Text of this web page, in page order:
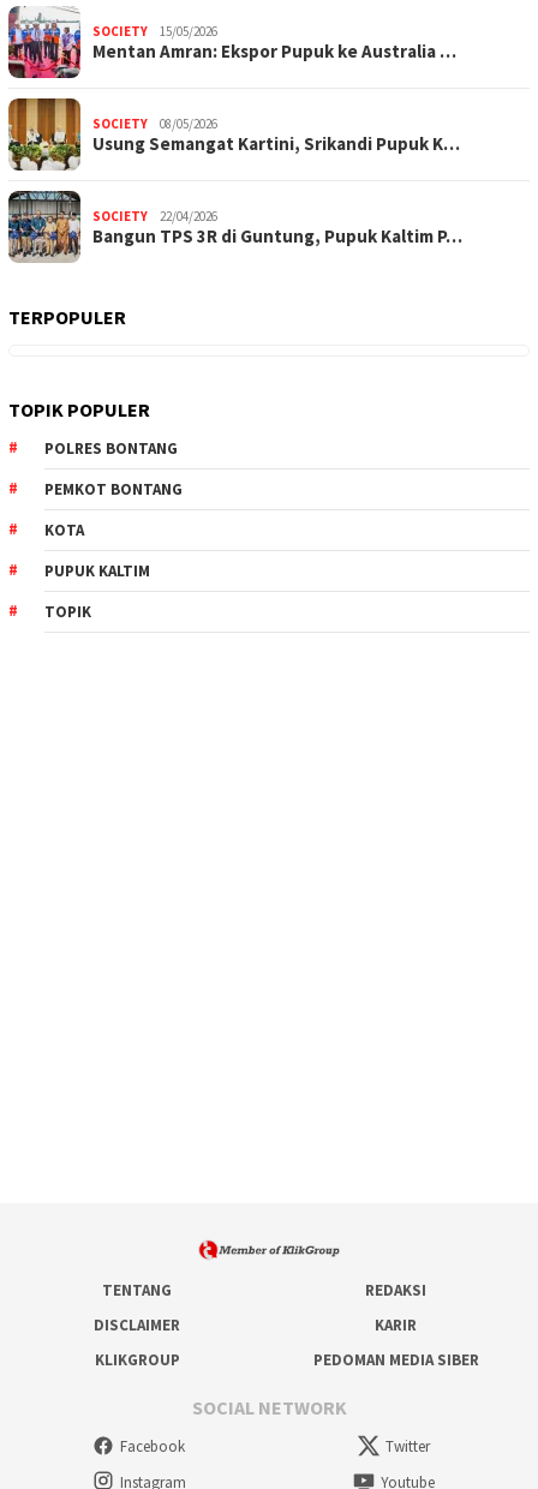
SOCIETY 15/05/2026
Mentan Amran: Ekspor Pupuk ke Australia …
SOCIETY 08/05/2026
Usung Semangat Kartini, Srikandi Pupuk K…
SOCIETY 22/04/2026
Bangun TPS 3R di Guntung, Pupuk Kaltim P…
TERPOPULER
TOPIK POPULER
POLRES BONTANG
PEMKOT BONTANG
KOTA
PUPUK KALTIM
TOPIK
TENTANG
REDAKSI
DISCLAIMER
KARIR
KLIKGROUP
PEDOMAN MEDIA SIBER
SOCIAL NETWORK
Facebook
Twitter
Instagram
Youtube